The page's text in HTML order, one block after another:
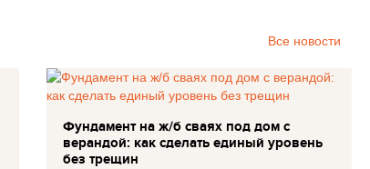
Все новости
Фундамент на ж/б сваях под дом с
верандой: как сделать единый уровень
без трещин